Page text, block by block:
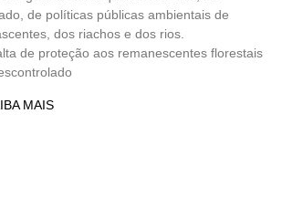
de políticas públicas ambientais de
dos riachos e dos rios.
de proteção aos remanescentes florestais
MAIS